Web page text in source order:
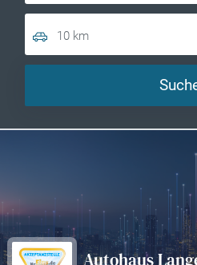
10 km
Autohaus